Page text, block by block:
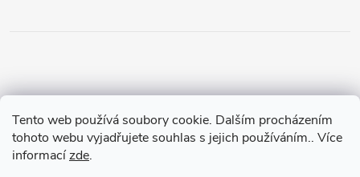
Tento web používá soubory cookie. Dalším procházením
tohoto webu vyjadřujete souhlas s jejich používáním.. Více
informacízde.
Copyright 2026 Štěpánková & C. . Všechna práva vyhrazena.
Upravit
nastavení cookies